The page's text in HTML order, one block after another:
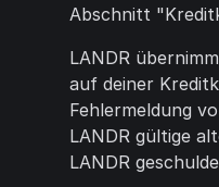
Abschnitt
LANDR
auf deiner
Fehlermeldung
LANDR gültige
LANDR